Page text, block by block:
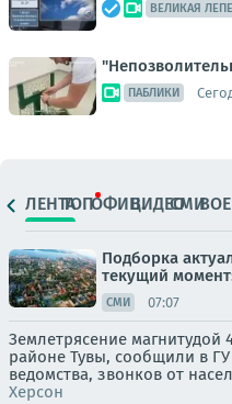
ВЕЛИКАЯ
ПАБЛИКИ
ЛЕНТАТОПОФИЦ.ВИДЕОСМИ
Подборка
текущий
СМИ 07:07
Землетрясение
районе Тувы, сообщили в
ведомства, звонков от
Херсон